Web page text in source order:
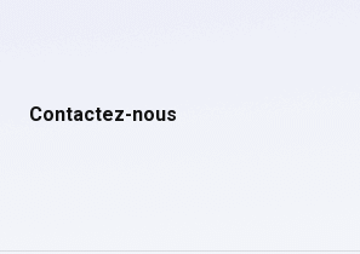
Contactez-nous